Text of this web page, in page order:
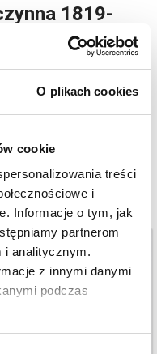
O plikach cookies
cookie
treści
i
Informacje o tym, jak
partnerom
i analitycznym.
z innymi danymi
podczas
1819-
2,4 cm, szer. 54,5 cm, głęb.